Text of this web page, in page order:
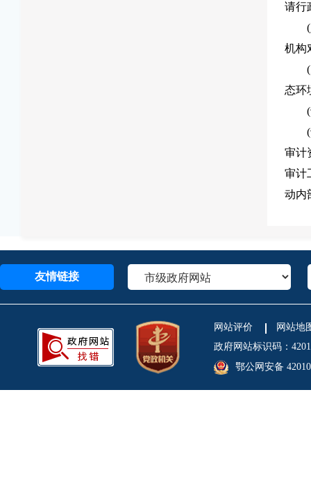
请行
机构
态环
审计
审计
动内
友情链接
网站评价
网站地
政府网站标识码：
鄂公网安备